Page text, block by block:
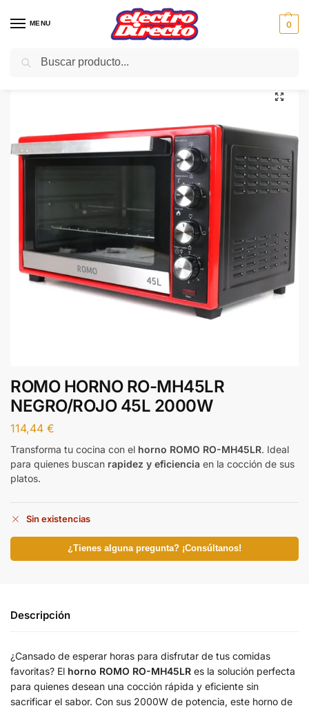
MENU 0
Inicio PAE / Cocina / Hornos de Sobremesa
ROMO HORNO RO-MH45LR
NEGRO/ROJO 45L 2000W
114,44 €
Transforma tu cocina con el horno ROMO RO-MH45LR. Ideal
para quienes buscan rapidez y eficiencia en la cocción de sus
platos.
Sin existencias
¿Tienes alguna pregunta? ¡Consúltanos!
Descripción
¿Cansado de esperar horas para disfrutar de tus comidas
favoritas? El horno ROMO RO-MH45LR es la solución perfecta
para quienes desean una cocción rápida y eficiente sin
sacrificar el sabor. Con sus 2000W de potencia, este horno de